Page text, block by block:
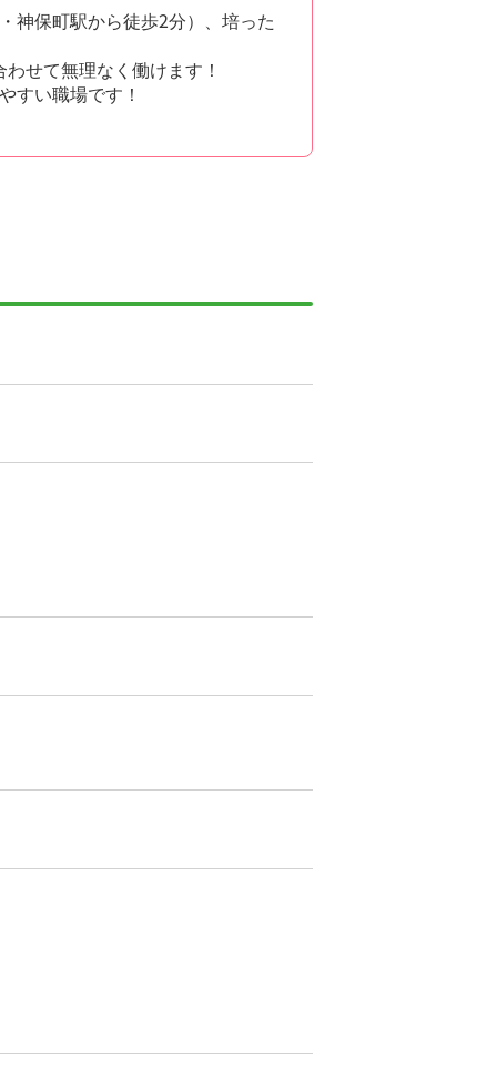
神保町駅から徒歩2分）、培った
せて無理なく働けます！
すい職場です！